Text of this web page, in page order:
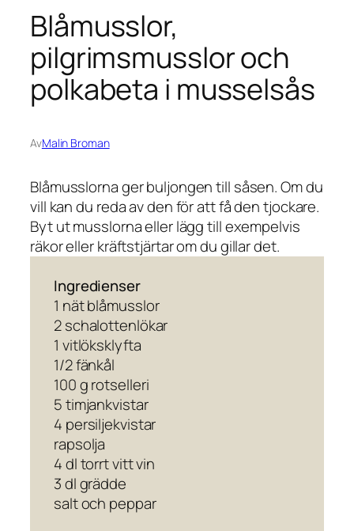
Blåmusslor,
pilgrimsmusslor och
polkabeta i musselsås
AvMalin Broman
Blåmusslorna ger buljongen till såsen. Om du
vill kan du reda av den för att få den tjockare.
Byt ut musslorna eller lägg till exempelvis
räkor eller kräftstjärtar om du gillar det.
Ingredienser
1 nät blåmusslor
2 schalottenlökar
1 vitlöksklyfta
1/2 fänkål
100 g rotselleri
5 timjankvistar
4 persiljekvistar
rapsolja
4 dl torrt vitt vin
3 dl grädde
salt och peppar